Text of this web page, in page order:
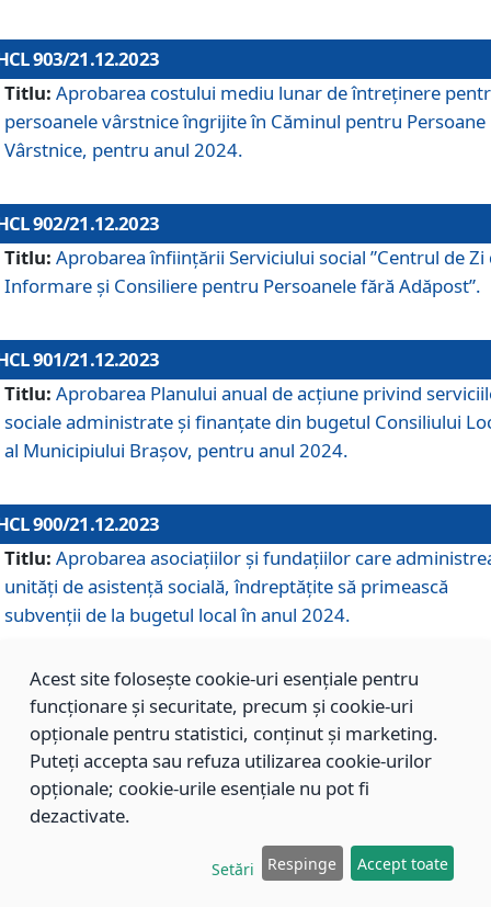
903/21.12.2023
Titlu: Aprobarea costului mediu lunar de întreţinere
persoanele vârstnice îngrijite în Căminul pentru Persoane
Vârstnice, pentru anul 2024.
902/21.12.2023
Titlu: Aprobarea înființării Serviciului social ”Centrul de Zi
Informare și Consiliere pentru Persoanele fără Adăpost”.
901/21.12.2023
Titlu: Aprobarea Planului anual de acțiune privind
sociale administrate și finanțate din bugetul Consiliului
al Municipiului Brașov, pentru anul 2024.
900/21.12.2023
Titlu: Aprobarea asociațiilor şi fundațiilor care
unități de asistenţă socială, îndreptăţite să primească
subvenţii de la bugetul local în anul 2024.
899/21.12.2023
Aprobarea standardelor de cost pentru serviciile
sociale furnizate în cadrul Direcției de Asistență Socială
Brașov, pentru anul 2024.
Modificarea Anexei la H.C.L. nr. 91 din 09.02.2018,
Acest site folosește cookie-uri esențiale pentru
funcționare și securitate, precum și cookie-uri
opționale pentru statistici, conținut și marketing.
Puteți accepta sau refuza utilizarea cookie-urilor
opționale; cookie-urile esențiale nu pot fi
dezactivate.
Setări Respinge Accept toate